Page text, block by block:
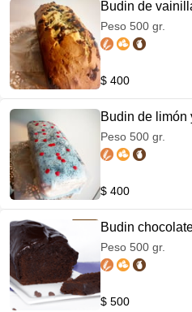
Budin de
Peso 500 gr.
$ 400
Budin de limón
Peso 500 gr.
$ 400
Budin
Peso 500 gr.
$ 500